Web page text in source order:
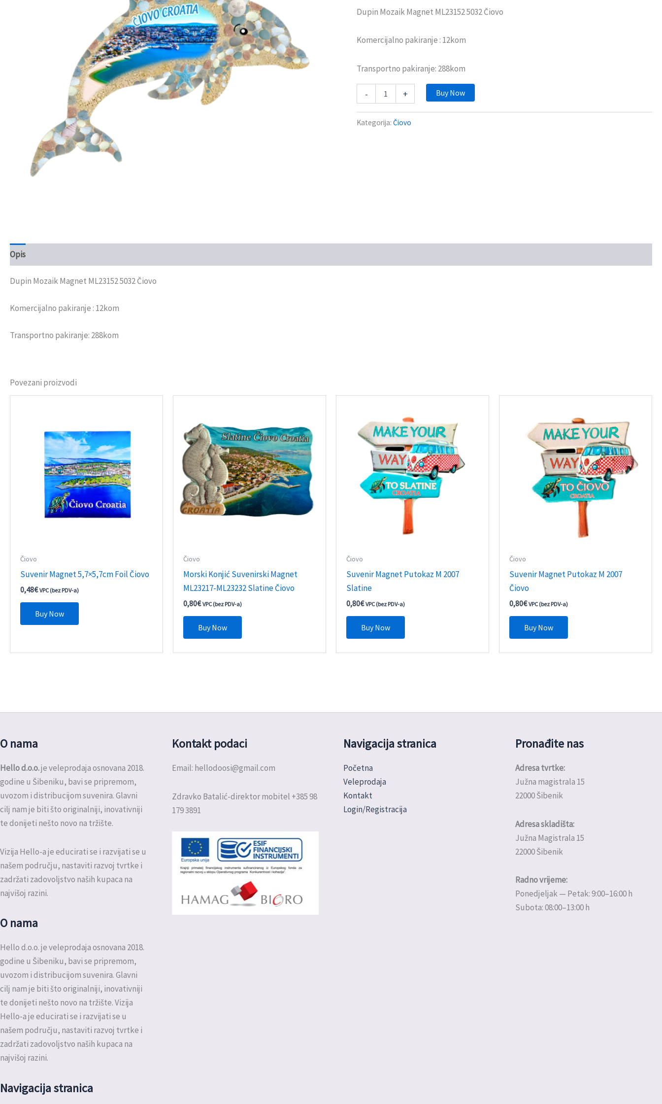
Dupin Mozaik Magnet ML23152 5032 Čiovo
Komercijalno pakiranje : 12kom
Transportno pakiranje: 288kom
- + Buy Now
Kategorija:Čiovo
Opis
Dupin Mozaik Magnet ML23152 5032 Čiovo
Komercijalno pakiranje : 12kom
Transportno pakiranje: 288kom
Povezani proizvodi
Čiovo
Suvenir Magnet 5,7×5,7cm Foil Čiovo
0,48€ VPC (bez PDV-a)
Buy Now
Čiovo
Morski Konjić Suvenirski Magnet
ML23217-ML23232 Slatine Čiovo
0,80€ VPC (bez PDV-a)
Buy Now
Čiovo
Suvenir Magnet Putokaz M 2007
Slatine
0,80€ VPC (bez PDV-a)
Buy Now
Čiovo
Suvenir Magnet Putokaz M 2007
Čiovo
0,80€ VPC (bez PDV-a)
Buy Now
O nama
Hello d.o.o.je veleprodaja osnovana 2018.
godine u Šibeniku, bavi se pripremom,
uvozom i distribucijom suvenira. Glavni
cilj nam je biti što originalniji, inovativniji
te donijeti nešto novo na tržište.
Vizija Hello-a je educirati se i razvijati se u
našem području, nastaviti razvoj tvrtke i
zadržati zadovoljstvo naših kupaca na
najvišoj razini.
O nama
Hello d.o.o. je veleprodaja osnovana 2018.
godine u Šibeniku, bavi se pripremom,
uvozom i distribucijom suvenira. Glavni
cilj nam je biti što originalniji, inovativniji
te donijeti nešto novo na tržište. Vizija
Hello-a je educirati se i razvijati se u
našem području, nastaviti razvoj tvrtke i
zadržati zadovoljstvo naših kupaca na
najvišoj razini.
Navigacija stranica
Kontakt podaci
Email: hellodoosi@gmail.com
Zdravko Batalić-direktor mobitel +385 98
179 3891
Navigacija stranica
Početna
Veleprodaja
Kontakt
Login/Registracija
Pronađite nas
Adresa tvrtke:
Južna magistrala 15
22000 Šibenik
Adresa skladišta:
Južna Magistrala 15
22000 Šibenik
Radno vrijeme:
Ponedjeljak — Petak: 9:00–16:00 h
Subota: 08:00–13:00 h